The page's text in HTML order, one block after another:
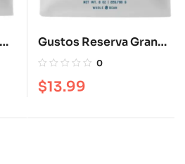
Gustos Reserva Grano
Adjunta 8 oz
0
$13.99